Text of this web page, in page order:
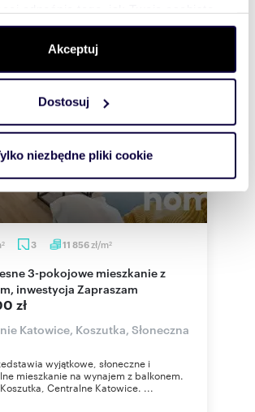
oraz ustaw własne preferencje w
. W Deklaracji plików cookie możesz
swoją zgodę w dowolnej chwili.
pliki cookie do spersonalizowania treści
funkcje społecznościowe i
witryny, udostępniamy partnerom
połączyć te informacje z innymi danymi
Ciebie lub uzyskanymi podczas
usług.
Akceptuj
Dostosuj
niezbędne pliki cookie
2 3 11 856zł/m2
inwestycja Zapraszam
zł
Katowice, Koszutka, Słoneczna
wyjątkowe, słoneczne i
mieszkanie na wynajem z balkonem.
Centralne Katowice. ...